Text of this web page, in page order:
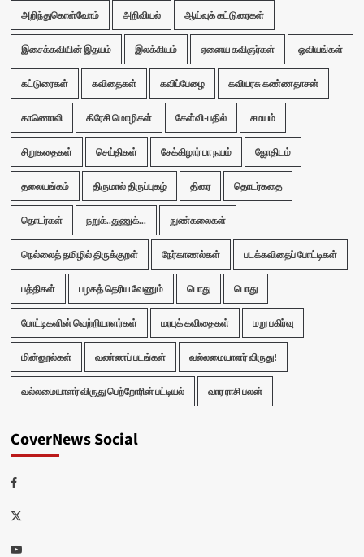
அறிந்துகொள்வோம் அறிவியல் ஆய்வுக் கட்டுரைகள்
இசைக்கவியின் இதயம் இலக்கியம் ஏனைய கவிஞர்கள் ஓவியங்கள்
கட்டுரைகள் கவிதைகள் கவிப்பேழை கவியரசு கண்ணதாசன்
காணொலி கிரேசி மொழிகள் கேள்வி-பதில் சமயம்
சிறுகதைகள் செய்திகள் சேக்கிழார் பா நயம் ஜோதிடம்
தலையங்கம் திருமால் திருப்புகழ் திரை தொடர்கதை
தொடர்கள் நறுக்..துணுக்... நுண்கலைகள்
நெல்லைத் தமிழில் திருக்குறள் நேர்காணல்கள் படக்கவிதைப் போட்டிகள்
பத்திகள் பழகத் தெரிய வேணும் பொது பொது
போட்டிகளின் வெற்றியாளர்கள் மரபுக் கவிதைகள் மறு பகிர்வு
மின்னூல்கள் வண்ணப் படங்கள் வல்லமையாளர் விருது!
வல்லமையாளர் விருது பெற்றோரின் பட்டியல் வார ராசி பலன்
CoverNews Social
Facebook
Twitter
Youtube